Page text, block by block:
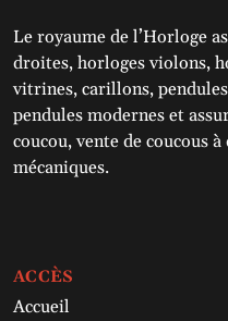
Le royaume de l’Horloge
droites, horloges violons,
vitrines, carillons,
pendules modernes et
coucou, vente de coucous
mécaniques.
ACCÈS
Accueil